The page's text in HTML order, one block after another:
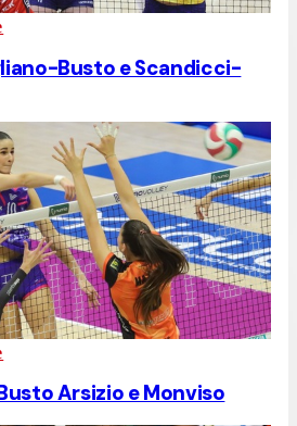
Busto e Scandicci-
Arsizio e Monviso